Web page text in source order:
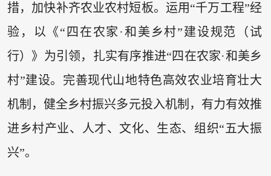
措，加快补齐农业农村短板。运用“千万工程”经
验，以《“四在农家·和美乡村”建设规范（试
行）》为引领，扎实有序推进“四在农家·和美乡
村”建设。完善现代山地特色高效农业培育壮大
机制，健全乡村振兴多元投入机制，有力有效推
进乡村产业、人才、文化、生态、组织“五大振
兴”。